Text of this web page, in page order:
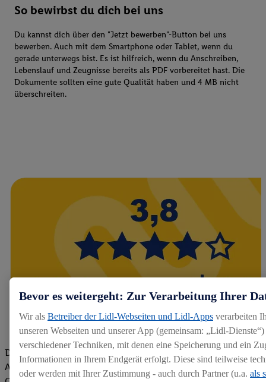
So bewirbst du dich bei uns
Du kannst dich über den "Jetzt bewerben"-Button bei uns
bewerben. Auch mit dem Smartphone oder Tablet, wenn du
gerade unterwegs bist. Es ist hilfreich, wenn du Anschreiben,
Lebenslauf und Zeugnisse bereits als PDF vorbereitet hast. Die
Dokumente sollten eine gute Qualität haben und 4 MB nicht
überschreiten.
Die Bewertungen von aktuellen und ehemaligen Mitarbeitern,
Azubis und externen Bewerbern haben uns zu einer Top
Bevor es weitergeht: Zur Verarbeitung Ihrer
Wir als Betreiber der Lidl-Webseiten und Lidl-Apps verarbeiten
unseren Webseiten und unserer App (gemeinsam: „Lidl-
verschiedener Techniken, mit denen eine Speicherung und ein
Informationen in Ihrem Endgerät erfolgt. Diese sind teilweise
oder werden mit Ihrer Zustimmung - auch durch Partner (u.a. als